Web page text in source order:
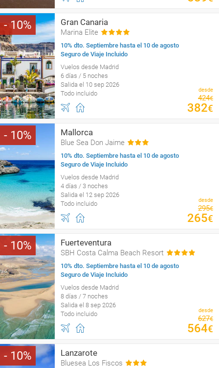
10 Gran Canaria
Marina Elite
10% dto. Septiembre hasta el 10 de agosto
Seguro de Viaje Incluido
Vuelos desde Madrid
6 días / 5 noches
Salida el 10 sep 2026
Todo incluido
desde
424€
382€
10 Mallorca
Blue Sea Don Jaime
10% dto. Septiembre hasta el 10 de agosto
Seguro de Viaje Incluido
Vuelos desde Madrid
4 días / 3 noches
Salida el 12 sep 2026
Todo incluido
desde
295€
265€
10 Fuerteventura
SBH Costa Calma Beach Resort
10% dto. Septiembre hasta el 10 de agosto
Seguro de Viaje Incluido
Vuelos desde Madrid
8 días / 7 noches
Salida el 8 sep 2026
Todo incluido
desde
627€
564€
10 Lanzarote
Bluesea Los Fiscos